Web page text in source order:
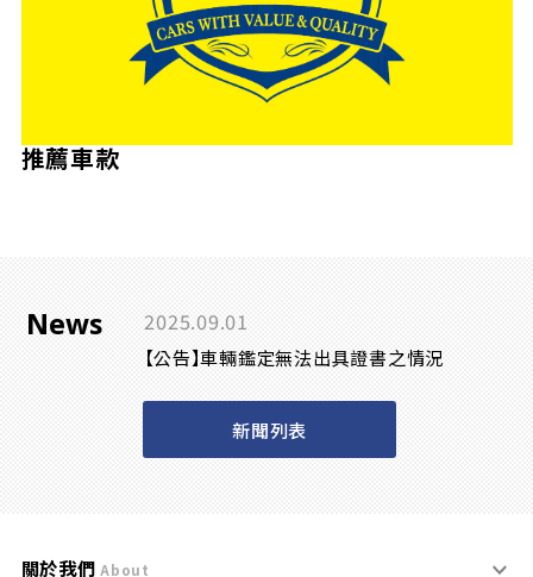
推薦車款
News 2025.09.01
【公告】車輛鑑定無法出具證書之情況
新聞列表
關於我們 About